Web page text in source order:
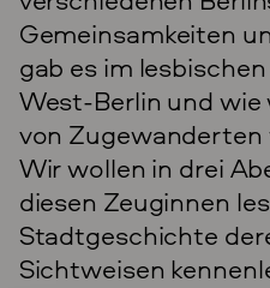
Gemeinsamkeiten
gab es im
West-Berlin und
von
Wir wollen in drei
diesen Zeuginnen
Stadtgeschichte
Sichtweisen